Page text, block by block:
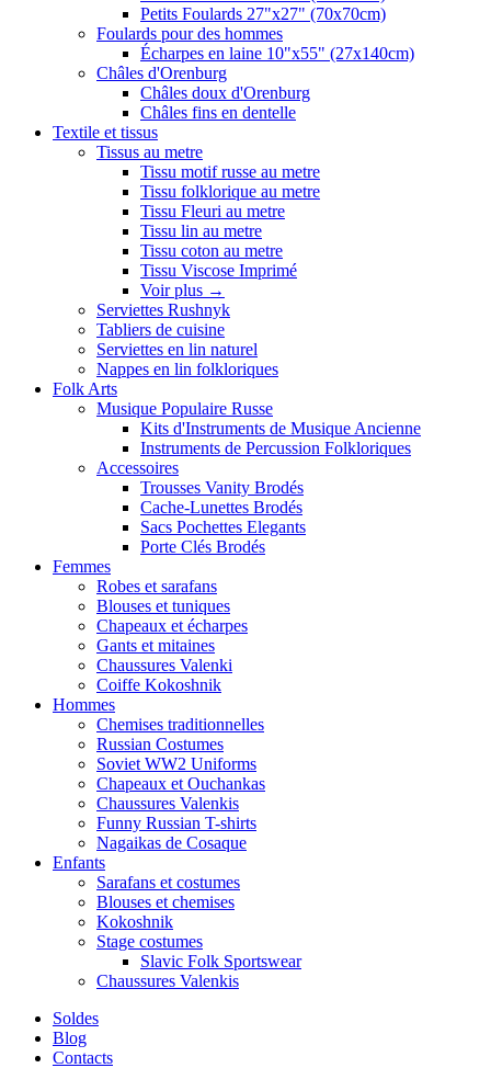
Petits Foulards 27"x27" (70x70cm)
Foulards pour des hommes
Écharpes en laine 10"x55" (27x140cm)
Châles d'Orenburg
Châles doux d'Orenburg
Châles fins en dentelle
Textile et tissus
Tissus au metre
Tissu motif russe au metre
Tissu folklorique au metre
Tissu Fleuri au metre
Tissu lin au metre
Tissu coton au metre
Tissu Viscose Imprimé
Voir plus →
Serviettes Rushnyk
Tabliers de cuisine
Serviettes en lin naturel
Nappes en lin folkloriques
Folk Arts
Musique Populaire Russe
Kits d'Instruments de Musique Ancienne
Instruments de Percussion Folkloriques
Accessoires
Trousses Vanity Brodés
Cache-Lunettes Brodés
Sacs Pochettes Elegants
Porte Clés Brodés
Femmes
Robes et sarafans
Blouses et tuniques
Chapeaux et écharpes
Gants et mitaines
Chaussures Valenki
Coiffe Kokoshnik
Hommes
Chemises traditionnelles
Russian Costumes
Soviet WW2 Uniforms
Chapeaux et Ouchankas
Chaussures Valenkis
Funny Russian T-shirts
Nagaikas de Cosaque
Enfants
Sarafans et costumes
Blouses et chemises
Kokoshnik
Stage costumes
Slavic Folk Sportswear
Chaussures Valenkis
Soldes
Blog
Contacts